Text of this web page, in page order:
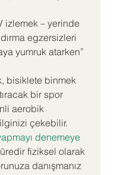
izlemek – yerinde
egzersizleri
yumruk atarken”
bisiklete binmek
bir spor
aerobik
çekebilir.
denemeye
fiziksel olarak
danışmanız